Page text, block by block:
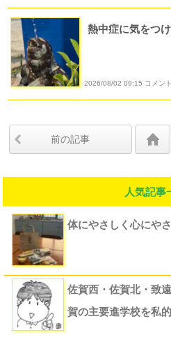
熱中症に気をつ
2026/08/02 09:15 コメン
前の記事
人気記事
体にやさしく心にや
佐賀西・佐賀北・致
賀の主要進学校を私